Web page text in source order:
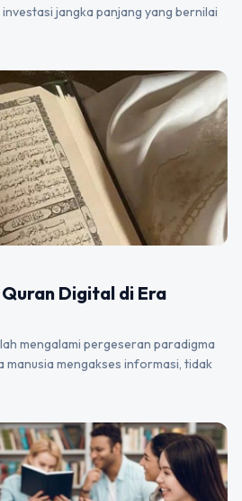
jangka panjang yang bernilai
Digital di Era
mengalami pergeseran paradigma
manusia mengakses informasi, tidak